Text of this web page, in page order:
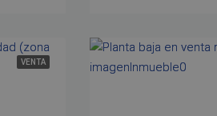
VENTA